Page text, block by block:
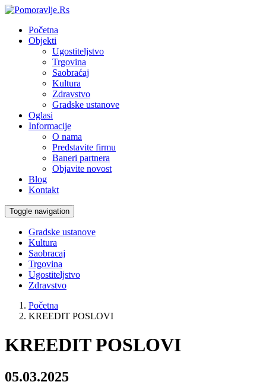
Početna
Objekti
Ugostiteljstvo
Trgovina
Saobraćaj
Kultura
Zdravstvo
Gradske ustanove
Oglasi
Informacije
O nama
Predstavite firmu
Baneri partnera
Objavite novost
Blog
Kontakt
Toggle navigation
Gradske ustanove
Kultura
Saobracaj
Trgovina
Ugostiteljstvo
Zdravstvo
Početna
KREEDIT POSLOVI
KREEDIT POSLOVI
05.03.2025